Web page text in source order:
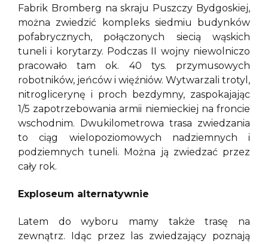
Fabrik Bromberg na skraju Puszczy Bydgoskiej,
można zwiedzić kompleks siedmiu budynków
pofabrycznych, połączonych siecią wąskich
tuneli i korytarzy. Podczas II wojny niewolniczo
pracowało tam ok. 40 tys. przymusowych
robotników, jeńców i więźniów. Wytwarzali trotyl,
nitroglicerynę i proch bezdymny, zaspokajając
1/5 zapotrzebowania armii niemieckiej na froncie
wschodnim. Dwukilometrowa trasa zwiedzania
to ciąg wielopoziomowych nadziemnych i
podziemnych tuneli. Można ją zwiedzać przez
cały rok.
Exploseum alternatywnie
Latem do wyboru mamy także trasę na
zewnątrz. Idąc przez las zwiedzający poznają